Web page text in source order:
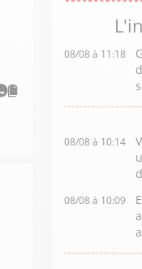
08/08 à 11:18
08/08 à 10:14
08/08 à 10:09